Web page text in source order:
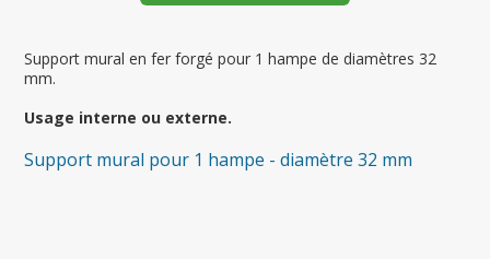
Support mural en fer forgé pour 1 hampe de diamètres 32
mm.
Usage interne ou externe.
Support mural pour 1 hampe - diamètre 32 mm